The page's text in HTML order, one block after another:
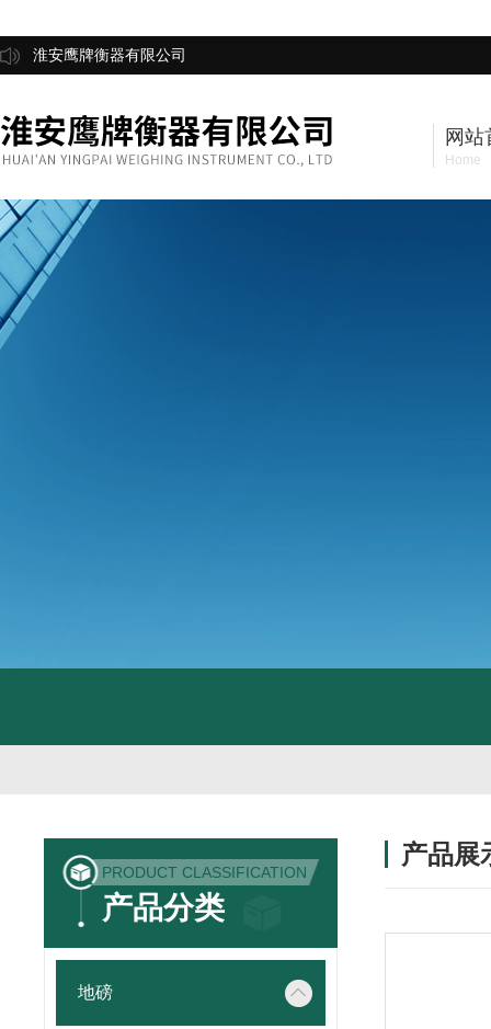
淮安鹰牌衡器有限公司
网站
Home
PRODUCT CLASSIFICATION
产品分类
地磅
产品展